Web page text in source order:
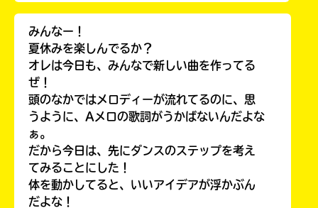
みんなー！
夏休みを楽しんでるか？
オレは今日も、みんなで新しい曲を作ってる
ぜ！
頭のなかではメロディーが流れてるのに、思
うように、Aメロの歌詞がうかばないんだよな
ぁ。
だから今日は、先にダンスのステップを考え
てみることにした！
体を動かしてると、いいアイデアが浮かぶん
だよな！